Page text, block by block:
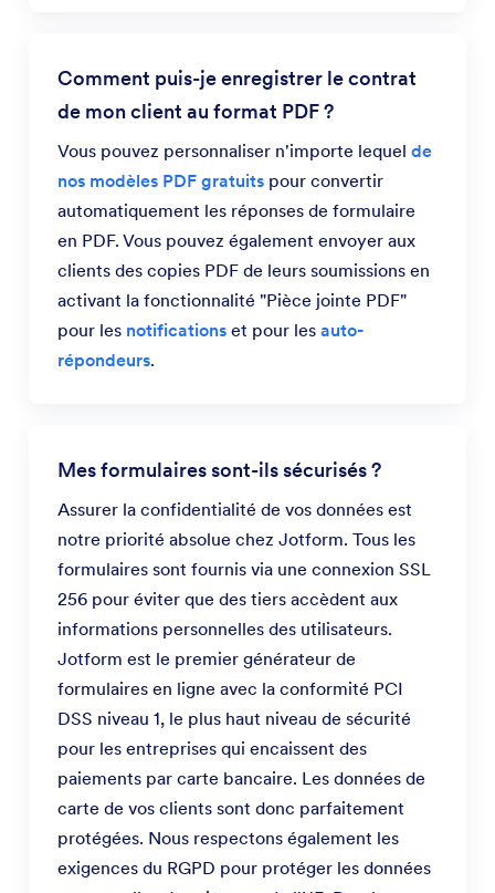
Comment puis-je enregistrer le contrat
de mon client au format PDF ?
Vous pouvez personnaliser n'importe lequelde
nos modèles PDF gratuits pour convertir
automatiquement les réponses de formulaire
en PDF. Vous pouvez également envoyer aux
clients des copies PDF de leurs soumissions en
activant la fonctionnalité "Pièce jointe PDF"
pour les notifications et pour lesauto-
répondeurs.
Mes formulaires sont-ils sécurisés ?
Assurer la confidentialité de vos données est
notre priorité absolue chez Jotform. Tous les
formulaires sont fournis via une connexion SSL
256 pour éviter que des tiers accèdent aux
informations personnelles des utilisateurs.
Jotform est le premier générateur de
formulaires en ligne avec la conformité PCI
DSS niveau 1, le plus haut niveau de sécurité
pour les entreprises qui encaissent des
paiements par carte bancaire. Les données de
carte de vos clients sont donc parfaitement
protégées. Nous respectons également les
exigences du RGPD pour protéger les données